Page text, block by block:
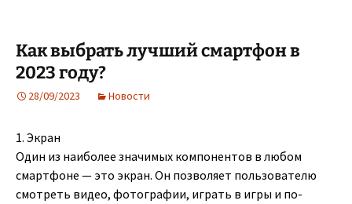
Как выбрать лучший смартфон в
2023 году?
28/09/2023 Новости
1. Экран
Один из наиболее значимых компонентов в любом
смартфоне — это экран. Он позволяет пользователю
смотреть видео, фотографии, играть в игры и по-